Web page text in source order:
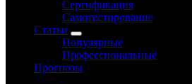
Сертификация
Самотестирование
Статьи
Популярные
Профессиональные
Прогнозы